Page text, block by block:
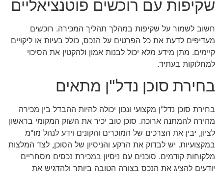
שקיפות עם רוכשים פוטנציאליים
חשוב לשמור על שקיפות במהלך תהליך המכירה. רוכשים
מעדיפים לדעת את כל הפרטים על הנכס, כולל בעיות או ליקויים
קיימים. מתן מידע מלא יכול לבנות אמון ולהקטין את הסיכוי
למחלוקות בעתיד.
בחירת סוכן נדל"ן מתאים
בחירת סוכן נדל"ן מקצועי ונכון יכולה להיות ההבדל בין מכירה
מהירה להמתנה ארוכה. סוכן טוב יכיר את השוק המקומי בראשון
לציון, יבין את הצרכים של המוכרים והקונים וידע לנהל מו"מ
במקצועיות. יש לבדוק את הרקע והניסיון של הסוכן, לצד המלצות
מלקוחות קודמים. סוכנים עם ניסיון במכירת נכסים מסחריים
יודעים להציג את הנכס בצורה הטובה ביותר ולהדגיש את